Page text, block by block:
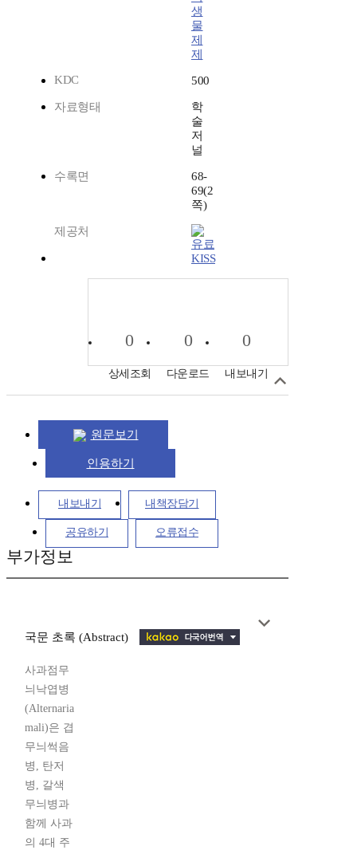
생
물
제
제
KDC
500
자료형태
학
술
저
널
수록면
68-
69(2
쪽)
제공처
KISS
0
상세조회
0
다운로드
0
내보내기
원문보기
인용하기
내보내기 내책장담기
공유하기 오류접수
부가정보
국문 초록 (Abstract)
사과점무
늬낙엽병
(Alternaria
mali)은 겹
무늬썩음
병, 탄저
병, 갈색
무늬병과
함께 사과
의 4대 주